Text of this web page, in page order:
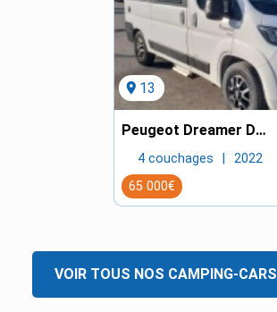
location_on 13
Peugeot Dreamer D43up Fun
4 couchages
2022
65 000€
VOIR TOUS NOS CAMPING-CARS